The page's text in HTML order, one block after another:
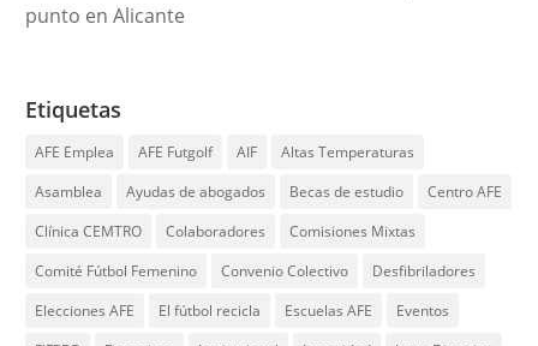
punto en Alicante
Etiquetas
AFE Emplea AFE Futgolf AIF
Altas Temperaturas
Asamblea
Ayudas de abogados Becas de estudio
Centro AFE
Clínica CEMTRO
Colaboradores
Comisiones Mixtas
Comité Fútbol Femenino
Convenio Colectivo
Desfibriladores
Elecciones AFE
El fútbol recicla Escuelas AFE
Eventos